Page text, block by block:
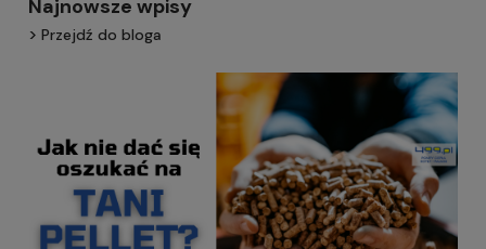
Najnowsze wpisy
Przejdź do bloga